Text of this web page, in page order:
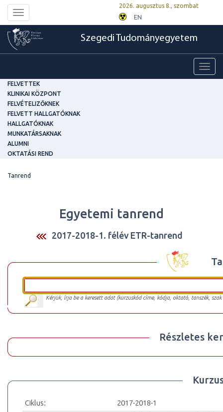
Toggle
navigation
2026. augusztus 8., szombat
EN
Szegedi Tudományegyetem
FELVETTEK
KLINIKAI KÖZPONT
FELVÉTELIZŐKNEK
FELVETT HALLGATÓKNAK
HALLGATÓKNAK
MUNKATÁRSAKNAK
ALUMNI
OKTATÁSI REND
Tanrend
Egyetemi tanrend
2017-2018-1. félév ETR-tanrend
Kérjük, írja be a keresett adat (kurzuskód címe, kódja, oktató, tanszék,
Részletes
Ciklus:
2017-2018-1